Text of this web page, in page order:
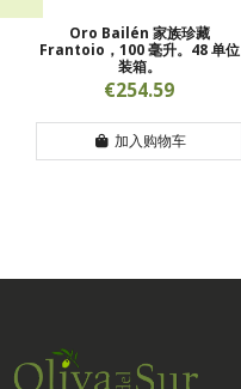
Oro Bailén 家族珍藏
Frantoio，100 毫升。48 单位
装箱。
€254.59
加入购物车